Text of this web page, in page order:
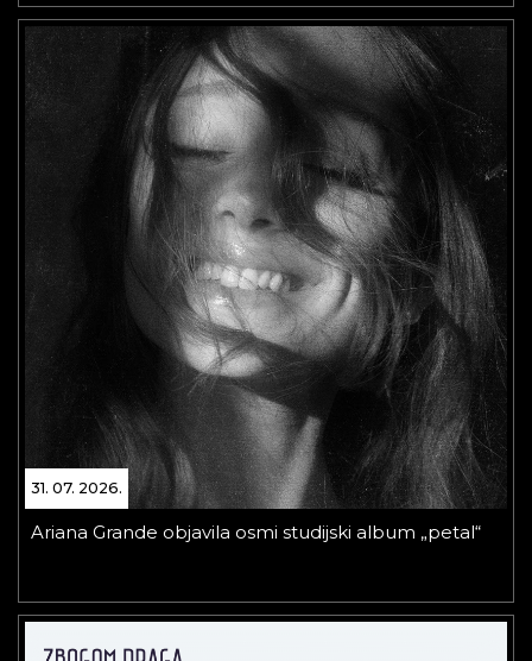
31. 07. 2026.
Ariana Grande objavila osmi studijski album „petal“